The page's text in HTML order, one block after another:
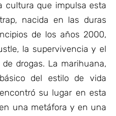
cultura que impulsa esta
nacida en las duras
de los años 2000,
la supervivencia y el
drogas. La marihuana,
del estilo de vida
su lugar en esta
una metáfora y en una